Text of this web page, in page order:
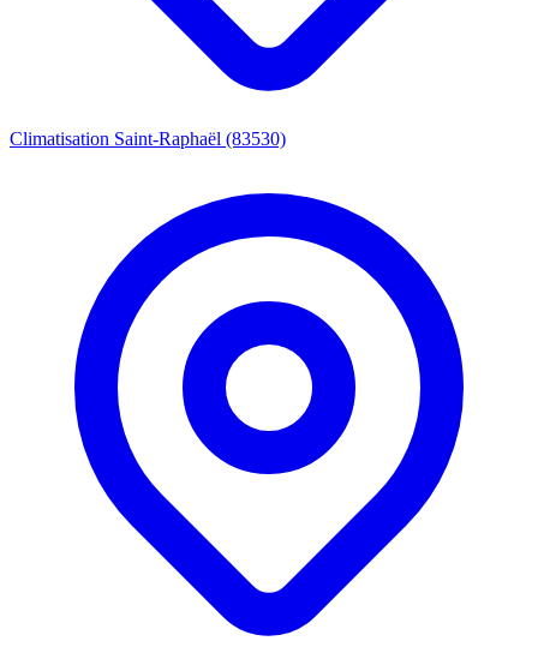
Climatisation Saint-Raphaël (83530)